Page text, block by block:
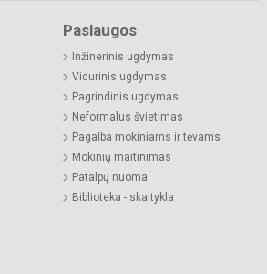
Paslaugos
Inžinerinis ugdymas
Vidurinis ugdymas
Pagrindinis ugdymas
Neformalus švietimas
Pagalba mokiniams ir tėvams
Mokinių maitinimas
Patalpų nuoma
Biblioteka - skaitykla